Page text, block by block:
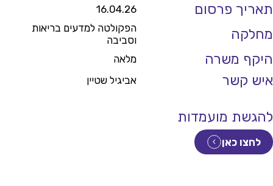
תאריך פרסום 16.04.26
מחלקה
הפקולטה למדעים בריאות
וסביבה
היקף משרה מלאה
איש קשר אביגיל שטיין
להגשת מועמדות
לחצו כאן